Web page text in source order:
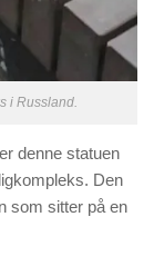
i Russland.
denne statuen
Den
som sitter på en